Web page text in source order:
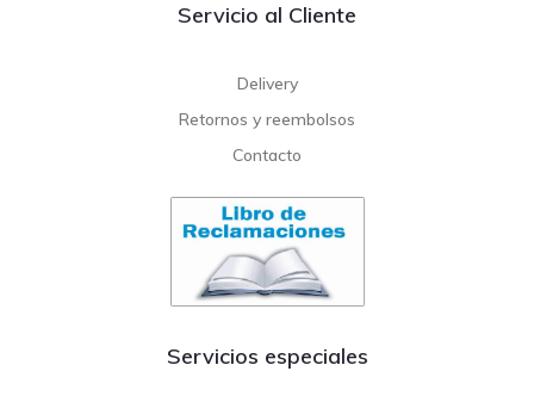
Servicio al Cliente
Delivery
Retornos y reembolsos
Contacto
Servicios especiales